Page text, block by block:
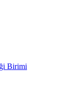
Birimi